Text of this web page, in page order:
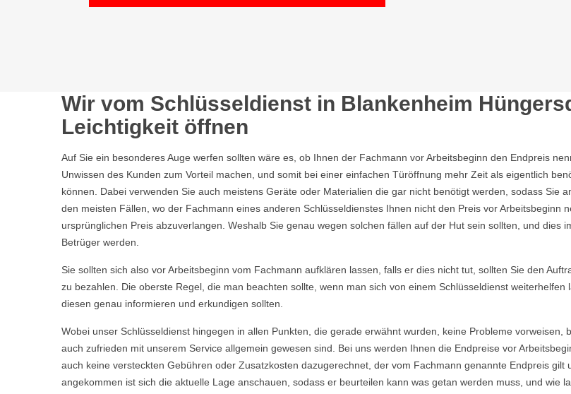
Wir vom Schlüsseldienst in Blankenheim
Leichtigkeit öffnen
Auf Sie ein besonderes Auge werfen sollten wäre es, ob Ihnen der Fachmann vor Arbeitsbeginn den Endpreis
Unwissen des Kunden zum Vorteil machen, und somit bei einer einfachen Türöffnung mehr Zeit als eigentlich
können. Dabei verwenden Sie auch meistens Geräte oder Materialien die gar nicht benötigt werden, sodass Sie
den meisten Fällen, wo der Fachmann eines anderen Schlüsseldienstes Ihnen nicht den Preis vor Arbeitsbeginn
ursprünglichen Preis abzuverlangen. Weshalb Sie genau wegen solchen fällen auf der Hut sein sollten, und dies
Betrüger werden.
Sie sollten sich also vor Arbeitsbeginn vom Fachmann aufklären lassen, falls er dies nicht tut, sollten Sie den
zu bezahlen. Die oberste Regel, die man beachten sollte, wenn man sich von einem Schlüsseldienst
diesen genau informieren und erkundigen sollten.
Wobei unser Schlüsseldienst hingegen in allen Punkten, die gerade erwähnt wurden, keine Probleme
auch zufrieden mit unserem Service allgemein gewesen sind. Bei uns werden Ihnen die Endpreise vor
auch keine versteckten Gebühren oder Zusatzkosten dazugerechnet, der vom Fachmann genannte Endpreis
angekommen ist sich die aktuelle Lage anschauen, sodass er beurteilen kann was getan werden muss, und wie